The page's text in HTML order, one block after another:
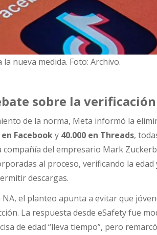
nueva medida. Foto: Archivo.
sobre la verificación
de la norma, Meta informó la
en Facebooky 40.000 en Threads,
compañía del empresario Mark
al proceso, verificando la
descargas.
el planteo apunta a evitar que
La respuesta desde eSafety fue
de edad “lleva tiempo”, pero